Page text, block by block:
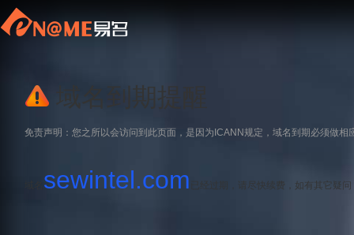
域名到期提醒
免责声明：您之所以会访问到此页面，是因为ICANN规定，域名到期必须做相
sewintel.com 已经过期，请尽快续费，如有其它疑